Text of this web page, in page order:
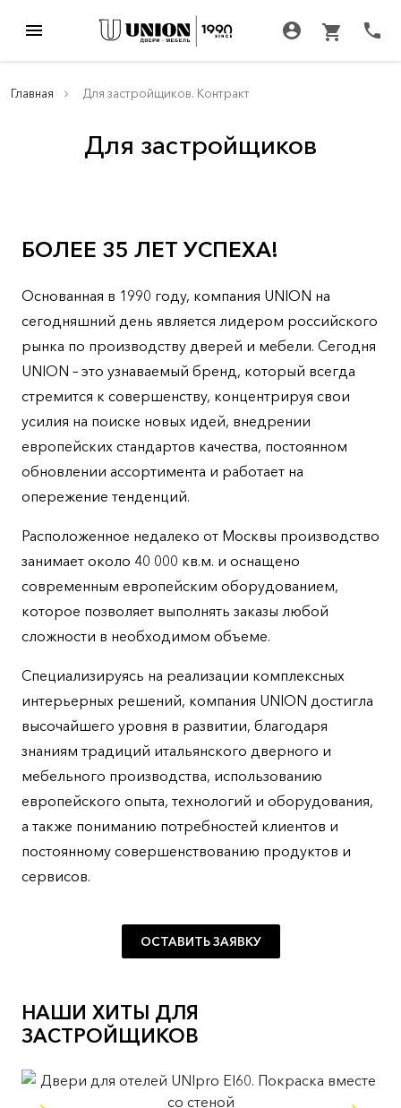
menu account_circle shopping_cart call
Главная Для застройщиков. Контракт
Для застройщиков
БОЛЕЕ 35 ЛЕТ УСПЕХА!
Основанная в 1990 году, компания UNION на
сегодняшний день является лидером российского
рынка по производству дверей и мебели. Сегодня
UNION – это узнаваемый бренд, который всегда
стремится к совершенству, концентрируя свои
усилия на поиске новых идей, внедрении
европейских стандартов качества, постоянном
обновлении ассортимента и работает на
опережение тенденций.
Расположенное недалеко от Москвы производство
занимает около 40 000 кв.м. и оснащено
современным европейским оборудованием,
которое позволяет выполнять заказы любой
сложности в необходимом объеме.
Специализируясь на реализации комплексных
интерьерных решений, компания UNION достигла
высочайшего уровня в развитии, благодаря
знаниям традиций итальянского дверного и
мебельного производства, использованию
европейского опыта, технологий и оборудования,
а также пониманию потребностей клиентов и
постоянному совершенствованию продуктов и
сервисов.
ОСТАВИТЬ ЗАЯВКУ
НАШИ ХИТЫ ДЛЯ
ЗАСТРОЙЩИКОВ